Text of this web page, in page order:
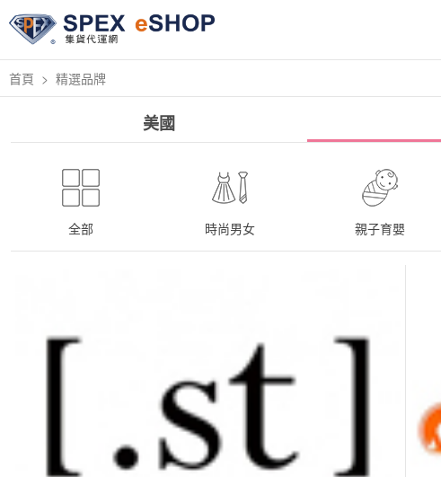
首頁 精選品牌
美國
全部 時尚男女 親子育嬰